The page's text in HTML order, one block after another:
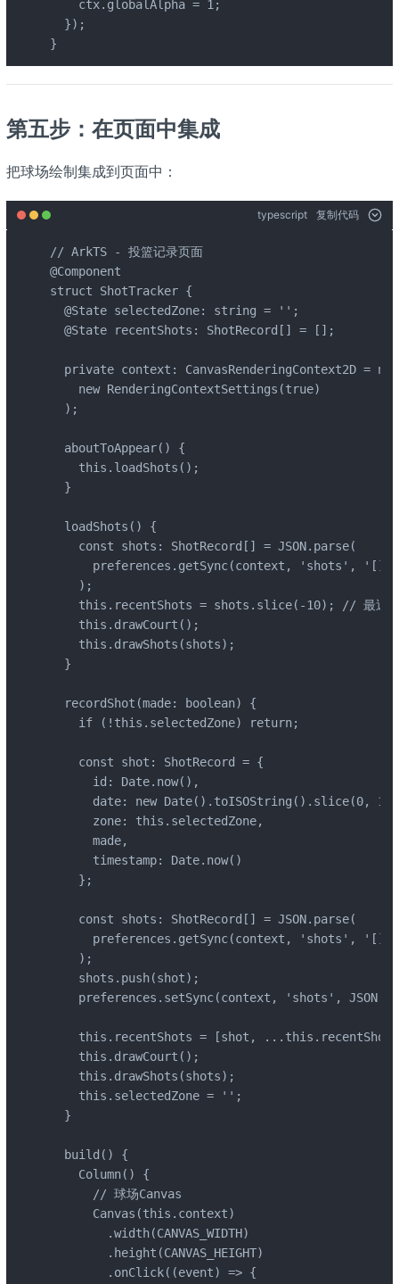
    ctx.globalAlpha = 1;
  });
}
第五步：在页面中集成
把球场绘制集成到页面中：
typescript 复制代码
// ArkTS - 投篮记录页面
@Component
struct ShotTracker {
  @State selectedZone: string = '';
  @State recentShots: ShotRecord[] = [];
private context: CanvasRenderingContext2D =
    new RenderingContextSettings(true)
  );
  aboutToAppear() {
    this.loadShots();
  }
  loadShots() {
    const shots: ShotRecord[] = JSON.parse(
preferences.getSync(context, 'shots',
    );
this.recentShots = shots.slice(-10); // 最近
    this.drawCourt();
    this.drawShots(shots);
  }
  recordShot(made: boolean) {
    if (!this.selectedZone) return;
    const shot: ShotRecord = {
      id: Date.now(),
date: new Date().toISOString().slice(0,
      zone: this.selectedZone,
      made,
      timestamp: Date.now()
    };
    const shots: ShotRecord[] = JSON.parse(
preferences.getSync(context, 'shots',
    );
    shots.push(shot);
preferences.setSync(context, 'shots',
this.recentShots = [shot,
    this.drawCourt();
    this.drawShots(shots);
    this.selectedZone = '';
  }
  build() {
    Column() {
      // 球场Canvas
      Canvas(this.context)
        .width(CANVAS_WIDTH)
        .height(CANVAS_HEIGHT)
        .onClick((event) => {